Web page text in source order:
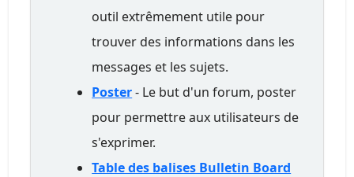
outil extrêmement utile pour
trouver des informations dans les
messages et les sujets.
Poster- Le but d'un forum, poster
pour permettre aux utilisateurs de
s'exprimer.
Table des balises Bulletin Board